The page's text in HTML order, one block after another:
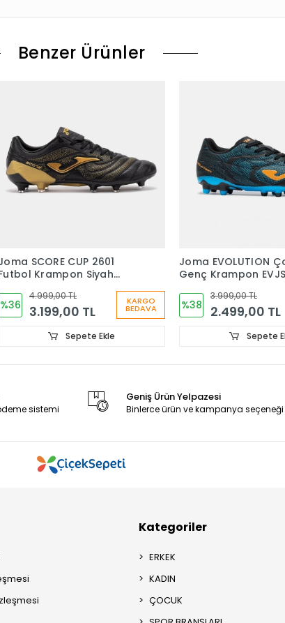
Benzer Ürünler
SCORE CUP 2601
Krampon Siyah
%36
4.999,00 TL
3.199,00 TL
KARGO
BEDAVA
Sepete Ekle
Joma EVOLUTION
Genç Krampon
%38
3.999,00 TL
2.499,00 TL
Sepete
sistemi
Geniş Ürün Yelpazesi
Binlerce ürün ve kampanya seçeneği
Kategoriler
ERKEK
KADIN
ÇOCUK